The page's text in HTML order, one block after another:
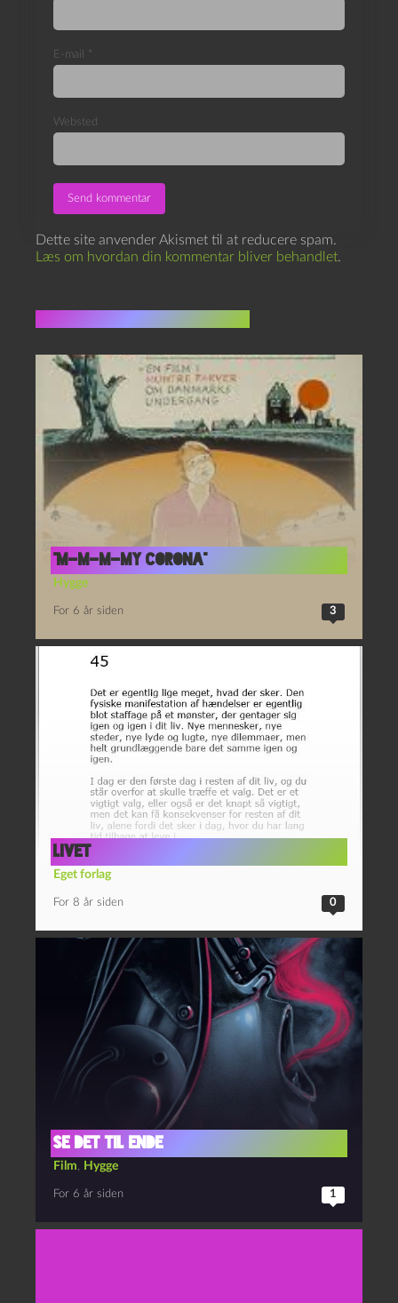
E-mail *
Websted
Dette site anvender Akismet til at reducere spam.
Læs om hvordan din kommentar bliver behandlet.
“M-M-M-MY CORONA”
Hygge
For 6 år siden 3
Livet
Eget forlag
For 8 år siden 0
Se det til ende
Film, Hygge
For 6 år siden 1